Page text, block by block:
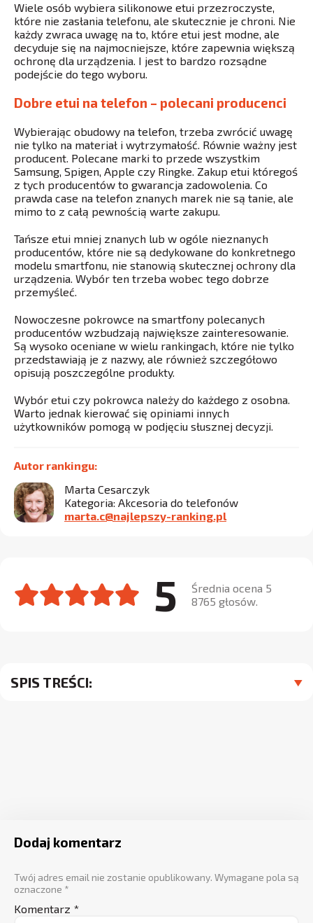
SPIS TREŚCI:
Wiele osób wybiera silikonowe etui przezroczyste,
które nie zasłania telefonu, ale skutecznie je chroni. Nie
każdy zwraca uwagę na to, które etui jest modne, ale
decyduje się na najmocniejsze, które zapewnia większą
ochronę dla urządzenia. I jest to bardzo rozsądne
podejście do tego wyboru.
Dobre etui na telefon – polecani producenci
Wybierając obudowy na telefon, trzeba zwrócić uwagę
nie tylko na materiał i wytrzymałość. Równie ważny jest
producent. Polecane marki to przede wszystkim
Samsung, Spigen, Apple czy Ringke. Zakup etui któregoś
z tych producentów to gwarancja zadowolenia. Co
prawda case na telefon znanych marek nie są tanie, ale
mimo to z całą pewnością warte zakupu.
Tańsze etui mniej znanych lub w ogóle nieznanych
producentów, które nie są dedykowane do konkretnego
modelu smartfonu, nie stanowią skutecznej ochrony dla
urządzenia. Wybór ten trzeba wobec tego dobrze
przemyśleć.
Nowoczesne pokrowce na smartfony polecanych
producentów wzbudzają największe zainteresowanie.
Są wysoko oceniane w wielu rankingach, które nie tylko
przedstawiają je z nazwy, ale również szczegółowo
opisują poszczególne produkty.
Wybór etui czy pokrowca należy do każdego z osobna.
Warto jednak kierować się opiniami innych
użytkowników pomogą w podjęciu słusznej decyzji.
Autor rankingu:
Marta Cesarczyk
Kategoria: Akcesoria do telefonów
marta.c@najlepszy-ranking.pl
5
Średnia ocena 5
8765 głosów.
Dodaj komentarz
Twój adres email nie zostanie opublikowany. Wymagane pola są
oznaczone *
Komentarz *